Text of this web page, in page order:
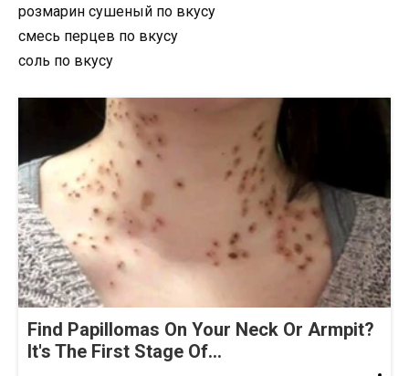
розмарин сушеный по вкусу
смесь перцев по вкусу
соль по вкусу
Find Papillomas On Your Neck Or Armpit?
It's The First Stage Of...